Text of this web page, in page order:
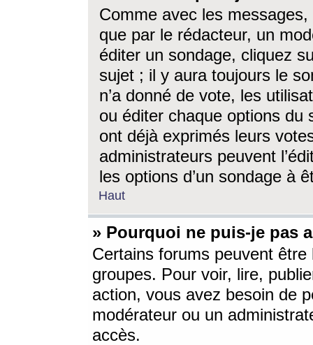
Comme avec les
que par le rédacteur, un
éditer un sondage, cliquez
sujet ; il y aura toujours le
n’a donné de vote, les
ou éditer chaque options du
ont déjà exprimés leurs
administrateurs peuvent
les options d’un sondage à
Haut
» Pourquoi ne puis-je pas
Certains forums peuvent être
groupes. Pour voir, lire,
action, vous avez besoin de
modérateur ou un
accès.